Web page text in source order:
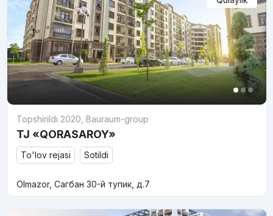
Topshirildi 2020 Bauraum-group
TJ «QORASAROY»
To'lov rejasi Sotildi
Olmazor, Сагбан 30-й тупик, д.7